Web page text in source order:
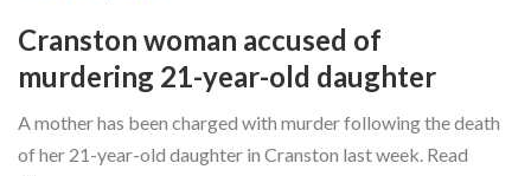
Cranston woman accused of
murdering 21-year-old daughter
A mother has been charged with murder following the death
of her 21-year-old daughter in Cranston last week. Read